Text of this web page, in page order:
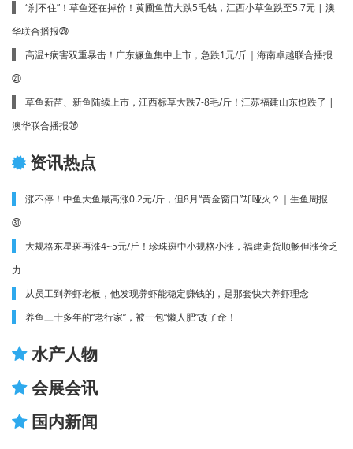
“刹不住”！草鱼还在掉价！黄圃鱼苗大跌5毛钱，江西小草鱼跌至5.7元 | 澳
华联合播报㉙
高温+病害双重暴击！广东鳜鱼集中上市，急跌1元/斤｜海南卓越联合播报
㉑
草鱼新苗、新鱼陆续上市，江西标草大跌7-8毛/斤！江苏福建山东也跌了 |
澳华联合播报㉖
资讯热点
涨不停！中鱼大鱼最高涨0.2元/斤，但8月“黄金窗口”却哑火？｜生鱼周报
㉛
大规格东星斑再涨4~5元/斤！珍珠斑中小规格小涨，福建走货顺畅但涨价乏
力
从员工到养虾老板，他发现养虾能稳定赚钱的，是那套快大养虾理念
养鱼三十多年的“老行家”，被一包“懒人肥”改了命！
水产人物
会展会讯
国内新闻